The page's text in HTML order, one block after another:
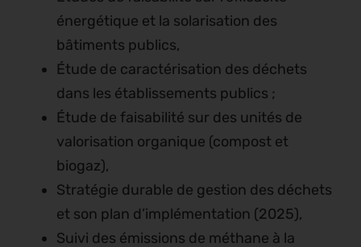
énergétique et la solarisation des
bâtiments publics,
Étude de caractérisation des déchets
dans les établissements publics ;
Étude de faisabilité sur des unités de
valorisation organique (compost et
biogaz),
Stratégie durable de gestion des déchets
et son plan d’implémentation (2025),
Suivi des émissions de méthane à la